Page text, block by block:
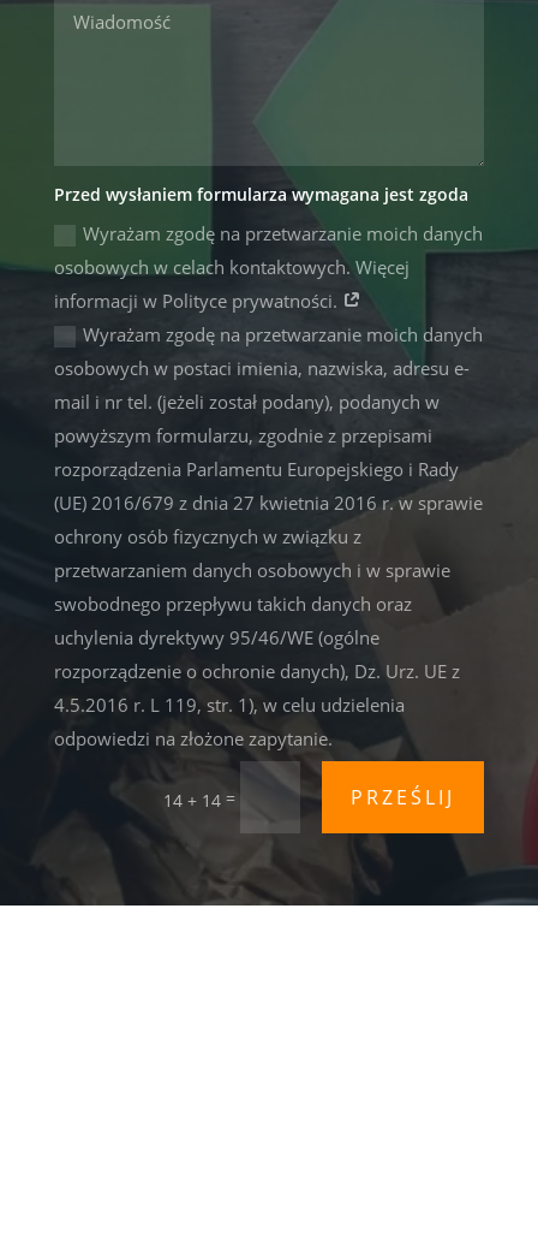
Przed wysłaniem formularza wymagana jest zgoda
Wyrażam zgodę na przetwarzanie moich danych
osobowych w celach kontaktowych. Więcej
informacji w Polityce prywatności.
Wyrażam zgodę na przetwarzanie moich danych
osobowych w postaci imienia, nazwiska, adresu e-
mail i nr tel. (jeżeli został podany), podanych w
powyższym formularzu, zgodnie z przepisami
rozporządzenia Parlamentu Europejskiego i Rady
(UE) 2016/679 z dnia 27 kwietnia 2016 r. w sprawie
ochrony osób fizycznych w związku z
przetwarzaniem danych osobowych i w sprawie
swobodnego przepływu takich danych oraz
uchylenia dyrektywy 95/46/WE (ogólne
rozporządzenie o ochronie danych), Dz. Urz. UE z
4.5.2016 r. L 119, str. 1), w celu udzielenia
odpowiedzi na złożone zapytanie.
14 + 14 = PRZEŚLIJ